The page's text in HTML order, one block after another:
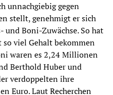
unnachgiebig gegen
stellt, genehmigt er sich
und Boni-Zuwächse. So hat
viel Gehalt bekommen
waren es 2,24 Millionen
Berthold Huber und
verdoppelten ihre
Euro. LautRecherchen